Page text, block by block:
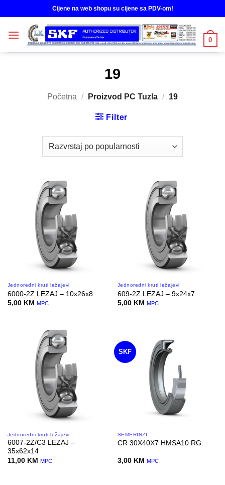
to
content
Cijene na web shopu su cijene sa PDV-om!
0
19
Početna / Proizvod PC Tuzla / 19
Filter
Jednoredni kruti ležajevi
6000-2Z LEZAJ – 10x26x8
5,00 KM MPC
Jednoredni kruti ležajevi
609-2Z LEZAJ – 9x24x7
5,00 KM MPC
Jednoredni kruti ležajevi
6007-2Z/C3 LEZAJ –
35x62x14
11,00 KM MPC
SKF
SEMERINZI
CR 30X40X7 HMSA10 RG
3,00 KM MPC